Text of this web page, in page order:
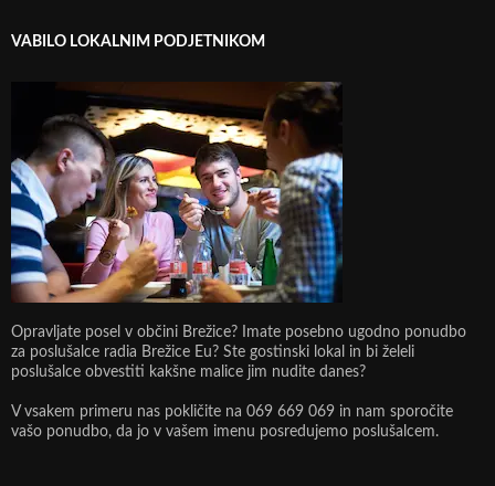
VABILO LOKALNIM PODJETNIKOM
Opravljate posel v občini Brežice? Imate posebno ugodno ponudbo
za poslušalce radia Brežice Eu? Ste gostinski lokal in bi želeli
poslušalce obvestiti kakšne malice jim nudite danes?
V vsakem primeru nas pokličite na 069 669 069 in nam sporočite
vašo ponudbo, da jo v vašem imenu posredujemo poslušalcem.